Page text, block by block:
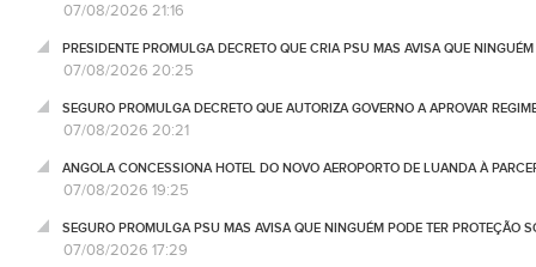
07/08/2026 21:16
PRESIDENTE PROMULGA DECRETO QUE CRIA PSU MAS AVISA QUE
07/08/2026 20:25
SEGURO PROMULGA DECRETO QUE AUTORIZA GOVERNO A APROVAR
07/08/2026 20:21
ANGOLA CONCESSIONA HOTEL DO NOVO AEROPORTO DE LUANDA À
07/08/2026 19:25
SEGURO PROMULGA PSU MAS AVISA QUE NINGUÉM PODE TER PROTEÇÃO
07/08/2026 17:29